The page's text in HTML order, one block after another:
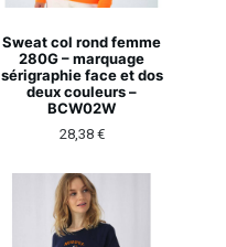
Sweat col rond femme
280G – marquage
sérigraphie face et dos
deux couleurs –
BCW02W
28,38 €